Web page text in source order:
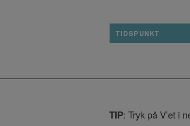
TIDSPUNKT
TIP: Tryk på V’et i